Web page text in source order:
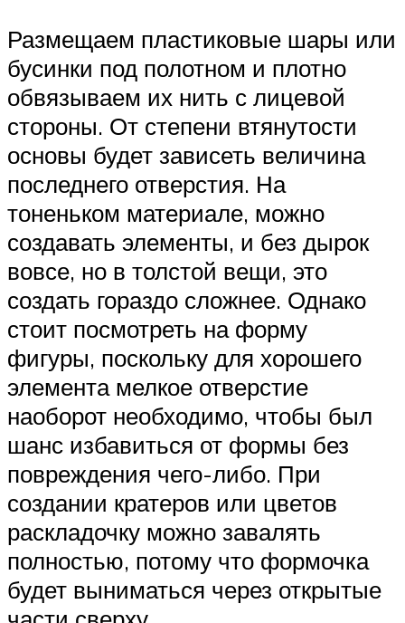
Размещаем пластиковые шары или
бусинки под полотном и плотно
обвязываем их нить с лицевой
стороны. От степени втянутости
основы будет зависеть величина
последнего отверстия. На
тоненьком материале, можно
создавать элементы, и без дырок
вовсе, но в толстой вещи, это
создать гораздо сложнее. Однако
стоит посмотреть на форму
фигуры, поскольку для хорошего
элемента мелкое отверстие
наоборот необходимо, чтобы был
шанс избавиться от формы без
повреждения чего-либо. При
создании кратеров или цветов
раскладочку можно завалять
полностью, потому что формочка
будет выниматься через открытые